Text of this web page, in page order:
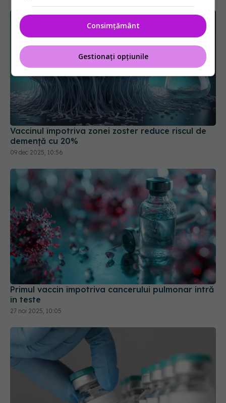
Vaccinul împotriva zonei zoster reduce riscul de
demență cu 20%
09 dec 2025, 10:56
Primul vaccin împotriva cancerului pulmonar intră
în teste
27 noi 2025, 10:05
Consimțământ
Gestionați opțiunile